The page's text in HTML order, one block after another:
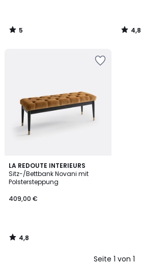
5
/
4,8
/
LA REDOUTE INTERIEURS
Sitz-/Bettbank Novani mit
Polstersteppung
409,00 €
4,8
/ 5
4,8
/
Seite 1 von 1